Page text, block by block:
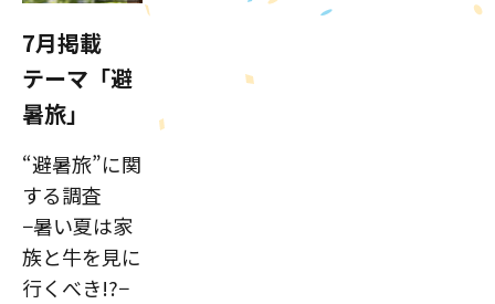
7月掲載
テーマ「避
暑旅」
“避暑旅”に関
する調査
−暑い夏は家
族と牛を見に
行くべき!?−